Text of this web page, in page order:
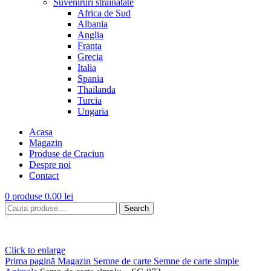
Africa de Sud
Albania
Anglia
Franta
Grecia
Italia
Spania
Thailanda
Turcia
Ungaria
Acasa
Magazin
Produse de Craciun
Despre noi
Contact
0 produse 0.00 lei
Search
Click to enlarge
Prima pagină Magazin Semne de carte Semne de carte simple